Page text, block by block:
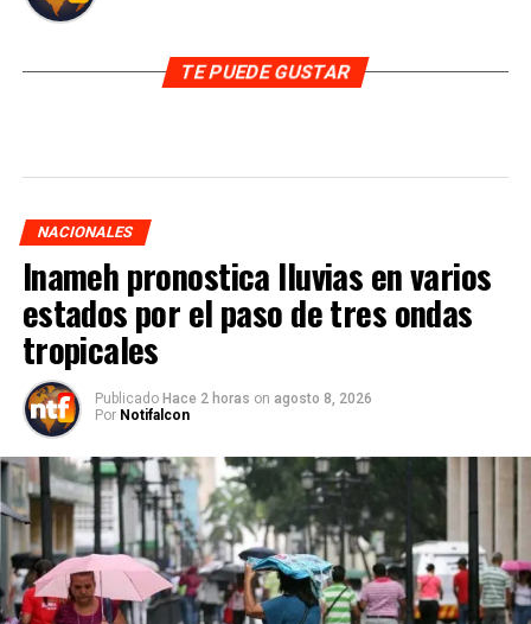
TE PUEDE GUSTAR
NACIONALES
Inameh pronostica lluvias en varios
estados por el paso de tres ondas
tropicales
Publicado Hace 2 horas on agosto 8, 2026
Por Notifalcon